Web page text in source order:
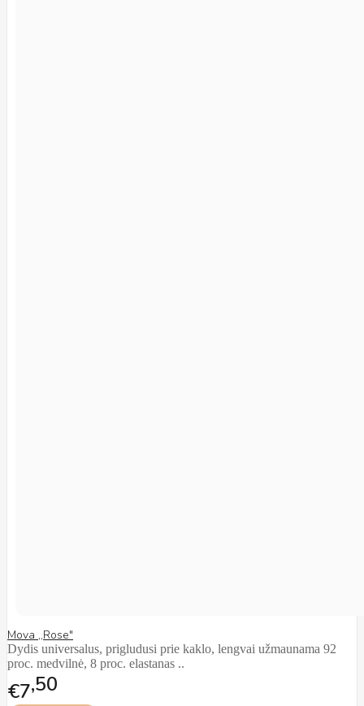
Mova ,,Rose"
Dydis universalus, prigludusi prie kaklo, lengvai užmaunama 92
proc. medvilnė, 8 proc. elastanas ..
€7 50